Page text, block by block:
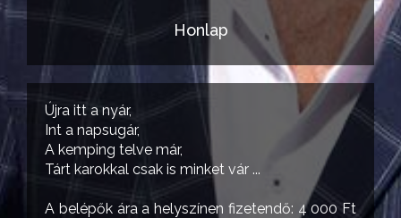
Honlap
Újra itt a nyár,
Int a napsugár,
A kemping telve már,
Tárt karokkal csak is minket vár ...
A belépők ára a helyszínen fizetendő: 4 000 Ft